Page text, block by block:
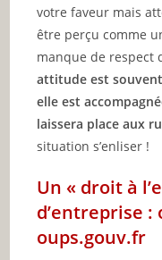
votre faveur mais
être perçu comme
manque de respect
attitude est
elle est
laissera place aux
situation s’enliser !
Un « droit à
d’entreprise
oups.gouv.fr